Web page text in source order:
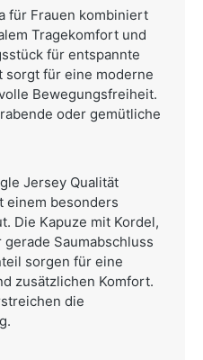
für Frauen kombiniert
Tragekomfort und
für entspannte
sorgt für eine moderne
Bewegungsfreiheit.
oder gemütliche
Jersey Qualität
einem besonders
Die Kapuze mit Kordel,
Saumabschluss
sorgen für eine
zusätzlichen Komfort.
die